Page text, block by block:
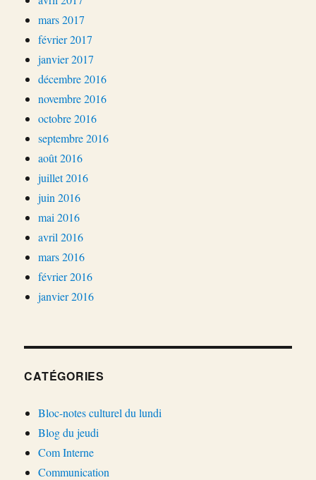
mars 2017
février 2017
janvier 2017
décembre 2016
novembre 2016
octobre 2016
septembre 2016
août 2016
juillet 2016
juin 2016
mai 2016
avril 2016
mars 2016
février 2016
janvier 2016
CATÉGORIES
Bloc-notes culturel du lundi
Blog du jeudi
Com Interne
Communication